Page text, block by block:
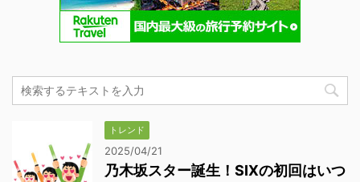
トレンド
2025/04/21
乃木坂スター誕生！SIXの初回はいつ